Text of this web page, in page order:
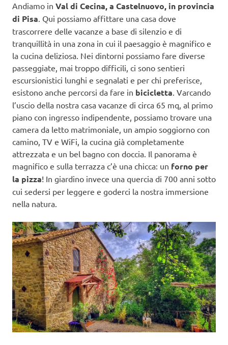
Andiamo in Val di Cecina, a Castelnuovo, in provincia
di Pisa. Qui possiamo affittare una casa dove
trascorrere delle vacanze a base di silenzio e di
tranquillità in una zona in cui il paesaggio è magnifico e
la cucina deliziosa. Nei dintorni possiamo fare diverse
passeggiate, mai troppo difficili, ci sono sentieri
escursionistici lunghi e segnalati e per chi preferisce,
esistono anche percorsi da fare in bicicletta. Varcando
l’uscio della nostra casa vacanze di circa 65 mq, al primo
piano con ingresso indipendente, possiamo trovare una
camera da letto matrimoniale, un ampio soggiorno con
camino, TV e WiFi, la cucina già completamente
attrezzata e un bel bagno con doccia. Il panorama è
magnifico e sulla terrazza c’è una chicca: un forno per
la pizza! In giardino invece una quercia di 700 anni sotto
cui sedersi per leggere e goderci la nostra immersione
nella natura.